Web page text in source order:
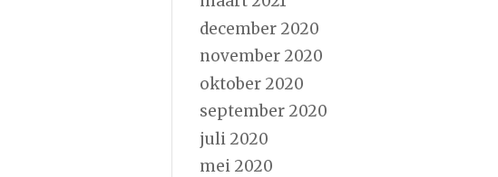
december 2020
november 2020
oktober 2020
september 2020
juli 2020
mei 2020